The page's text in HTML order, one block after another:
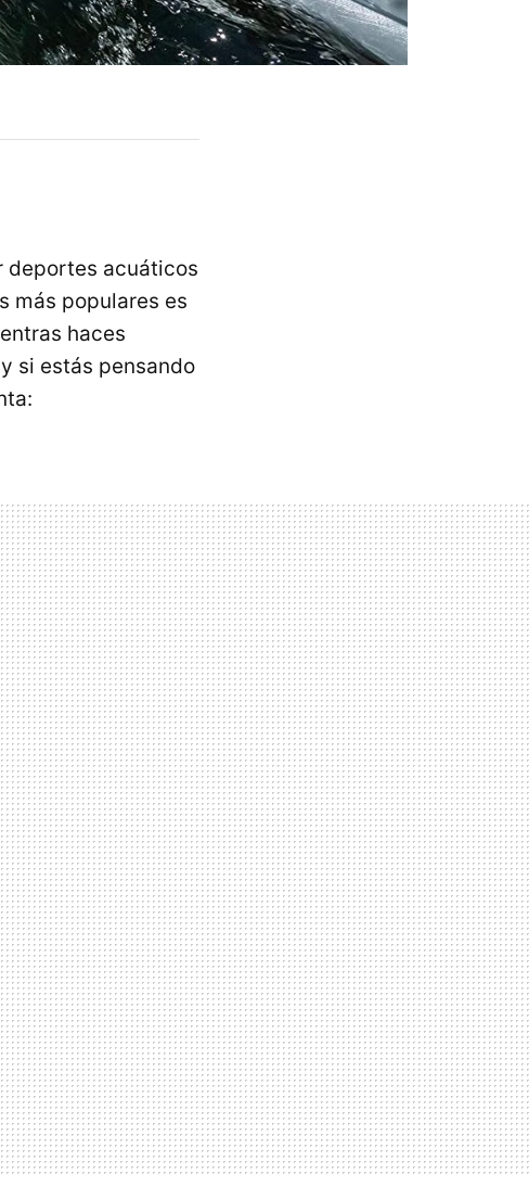
deportes acuáticos
más populares es
haces
si estás pensando